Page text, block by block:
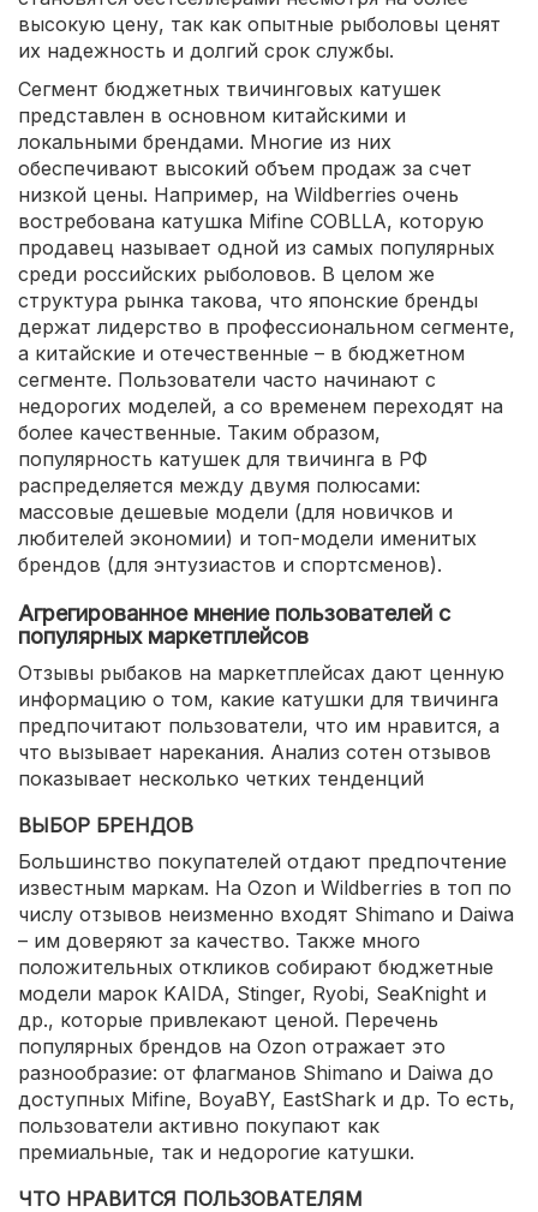
высокую цену, так как опытные рыболовы ценят
их надежность и долгий срок службы.
Сегмент бюджетных твичинговых катушек
представлен в основном китайскими и
локальными брендами. Многие из них
обеспечивают высокий объем продаж за счет
низкой цены. Например, на Wildberries очень
востребована катушка Mifine COBLLA, которую
продавец называет одной из самых популярных
среди российских рыболовов. В целом же
структура рынка такова, что японские бренды
держат лидерство в профессиональном сегменте,
а китайские и отечественные – в бюджетном
сегменте. Пользователи часто начинают с
недорогих моделей, а со временем переходят на
более качественные. Таким образом,
популярность катушек для твичинга в РФ
распределяется между двумя полюсами:
массовые дешевые модели (для новичков и
любителей экономии) и топ-модели именитых
брендов (для энтузиастов и спортсменов).
Агрегированное мнение пользователей с
популярных маркетплейсов
Отзывы рыбаков на маркетплейсах дают ценную
информацию о том, какие катушки для твичинга
предпочитают пользователи, что им нравится, а
что вызывает нарекания. Анализ сотен отзывов
показывает несколько четких тенденций
ВЫБОР БРЕНДОВ
Большинство покупателей отдают предпочтение
известным маркам. На Ozon и Wildberries в топ по
числу отзывов неизменно входят Shimano и Daiwa
– им доверяют за качество. Также много
положительных откликов собирают бюджетные
модели марок KAIDA, Stinger, Ryobi, SeaKnight и
др., которые привлекают ценой. Перечень
популярных брендов на Ozon отражает это
разнообразие: от флагманов Shimano и Daiwa до
доступных Mifine, BoyaBY, EastShark и др. То есть,
пользователи активно покупают как
премиальные, так и недорогие катушки.
ЧТО НРАВИТСЯ ПОЛЬЗОВАТЕЛЯМ